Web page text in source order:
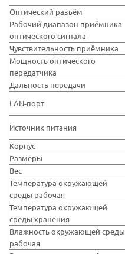
Оптический разъём
Рабочий диапазон приёмника
оптического сигнала
Чувствительность приёмника
Мощность оптического
передатчика
Дальность передачи
LAN-порт
Источник питания
Корпус
Размеры
Вес
Температура окружающей
среды рабочая
Температура окружающей
среды хранения
Влажность окружающей среды
рабочая